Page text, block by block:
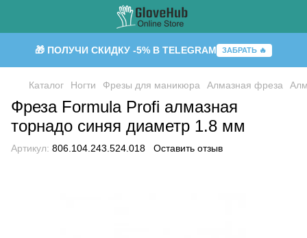
🎁 ПОЛУЧИ СКИДКУ -5% В TELEGRAM ЗАБРАТЬ 🔥
Каталог Ногти Фрезы для маникюра Алмазная фреза
Фреза Formula Profi алмазная
торнадо синяя диаметр 1.8 мм
Артикул: 806.104.243.524.018 Оставить отзыв